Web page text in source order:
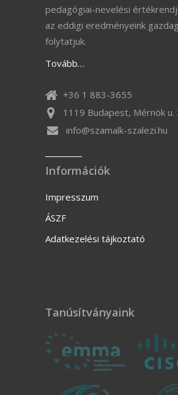
pedagógiai-nevelési
az eddigi eredményeink
folytatjuk.
Tovább…
+36 1 883-3655
1119 Budapest, Mérnök u.
info@szamalk-szalezi.hu
Információk
Impresszum
ÁSZF
Adatkezelési tájkoztató
Tanúsítványaink